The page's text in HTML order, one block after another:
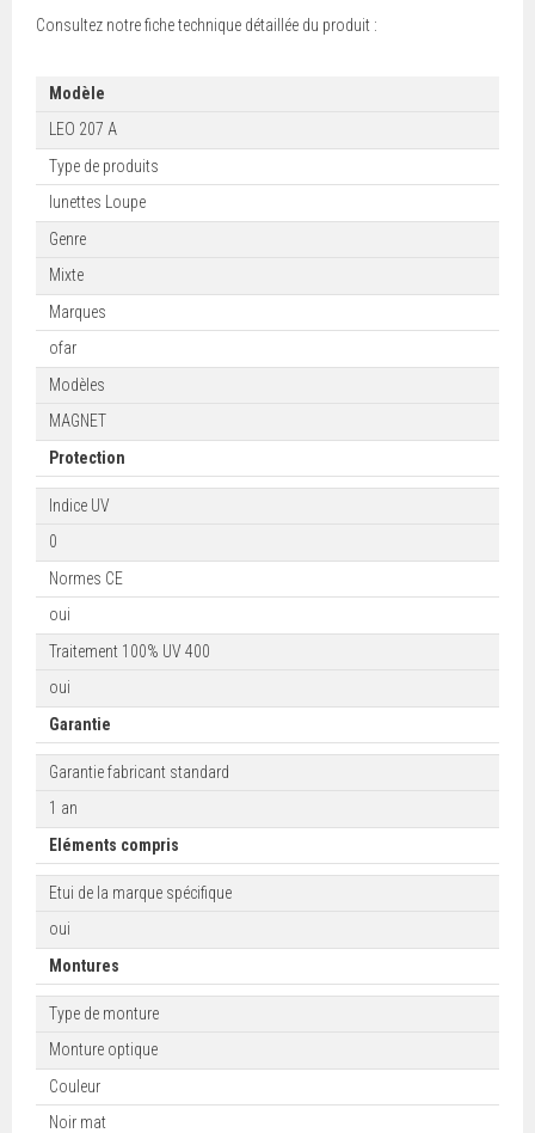
Consultez notre fiche technique détaillée du produit :
Modèle
LEO 207 A
Type de produits
lunettes Loupe
Genre
Mixte
Marques
ofar
Modèles
MAGNET
Protection
Indice UV
0
Normes CE
oui
Traitement 100% UV 400
oui
Garantie
Garantie fabricant standard
1 an
Eléments compris
Etui de la marque spécifique
oui
Montures
Type de monture
Monture optique
Couleur
Noir mat